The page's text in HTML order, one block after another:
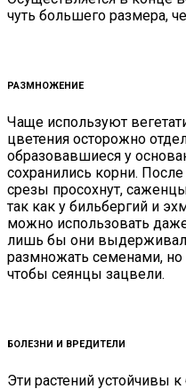
чуть большего размера,
РАЗМНОЖЕНИЕ
Чаще используют
цветения осторожно
образовавшиеся у
сохранились корни.
срезы просохнут,
так как у бильбергий и
можно использовать
лишь бы они
размножать семенами, но
чтобы сеянцы зацвели.
БОЛЕЗНИ И ВРЕДИТЕЛИ
Эти растений устойчивы